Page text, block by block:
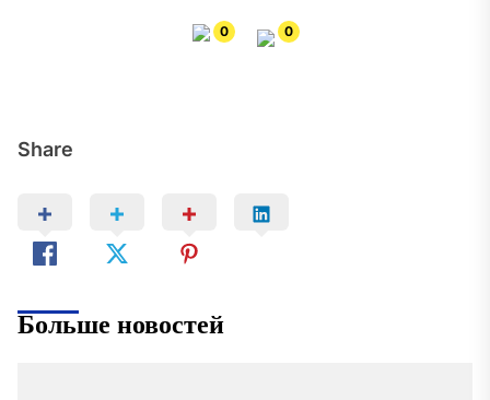
Share
0 0
Больше новостей